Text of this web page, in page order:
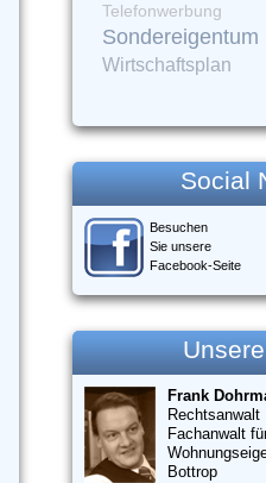
Telefonwerbung
Sondereigentum
Wirtschaftsplan
Social
Besuchen
Sie unsere
Facebook-Seite
Frank
Rechtsanwalt
Fachanwalt
Bottrop